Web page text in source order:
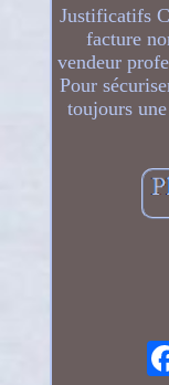
Justificatifs
facture
vendeur
Pour
toujours